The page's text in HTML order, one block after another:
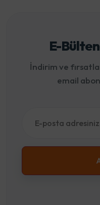
E-
İndirim ve
email